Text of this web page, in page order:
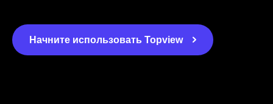
Начните использовать Topview